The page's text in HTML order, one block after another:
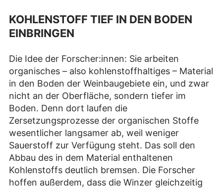
KOHLENSTOFF TIEF IN DEN BODEN
EINBRINGEN
Die Idee der Forscher:innen: Sie arbeiten
organisches – also kohlenstoffhaltiges – Material
in den Boden der Weinbaugebiete ein, und zwar
nicht an der Oberfläche, sondern tiefer im
Boden. Denn dort laufen die
Zersetzungsprozesse der organischen Stoffe
wesentlicher langsamer ab, weil weniger
Sauerstoff zur Verfügung steht. Das soll den
Abbau des in dem Material enthaltenen
Kohlenstoffs deutlich bremsen. Die Forscher
hoffen außerdem, dass die Winzer gleichzeitig